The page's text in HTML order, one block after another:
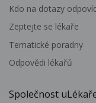
Kdo na dotazy
Zeptejte se lékaře
Tematické poradny
Odpovědi lékařů
Společnost